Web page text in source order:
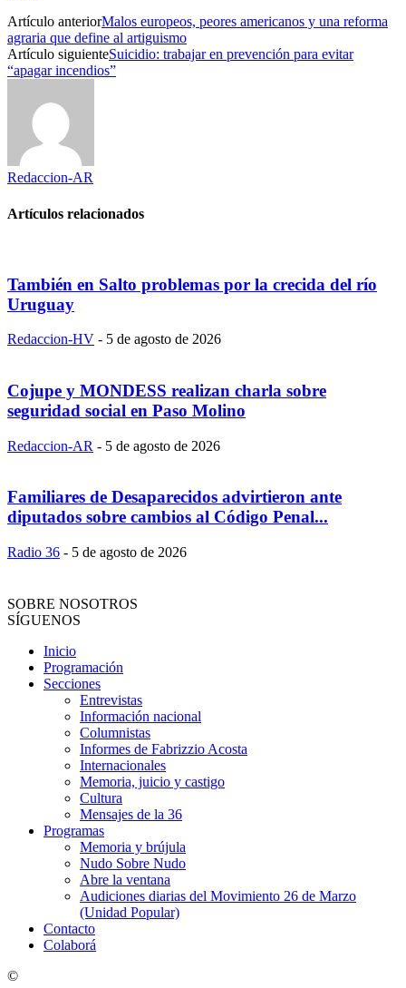
Artículo anteriorMalos europeos, peores americanos y una reforma
agraria que define al artiguismo
Artículo siguienteSuicidio: trabajar en prevención para evitar
“apagar incendios”
Redaccion-AR
Artículos relacionados
También en Salto problemas por la crecida del río
Uruguay
Redaccion-HV - 5 de agosto de 2026
Cojupe y MONDESS realizan charla sobre
seguridad social en Paso Molino
Redaccion-AR - 5 de agosto de 2026
Familiares de Desaparecidos advirtieron ante
diputados sobre cambios al Código Penal...
Radio 36 - 5 de agosto de 2026
SOBRE NOSOTROS
SÍGUENOS
Inicio
Programación
Secciones
Entrevistas
Información nacional
Columnistas
Informes de Fabrizzio Acosta
Internacionales
Memoria, juicio y castigo
Cultura
Mensajes de la 36
Programas
Memoria y brújula
Nudo Sobre Nudo
Abre la ventana
Audiciones diarias del Movimiento 26 de Marzo
(Unidad Popular)
Contacto
Colaborá
©